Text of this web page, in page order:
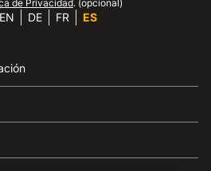
de Privacidad. (opcional)
EN DE FR ES